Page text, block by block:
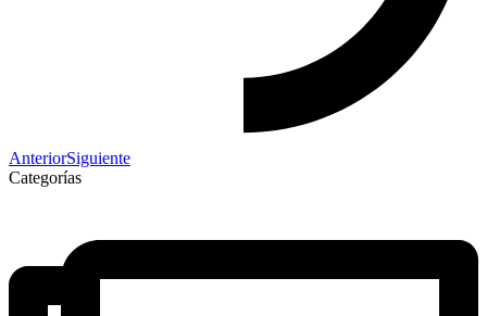
AnteriorSiguiente
Categorías